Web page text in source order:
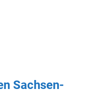
Sachsen-